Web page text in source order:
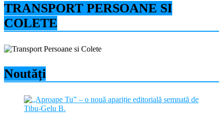
TRANSPORT PERSOANE SI
COLETE
Noutăți